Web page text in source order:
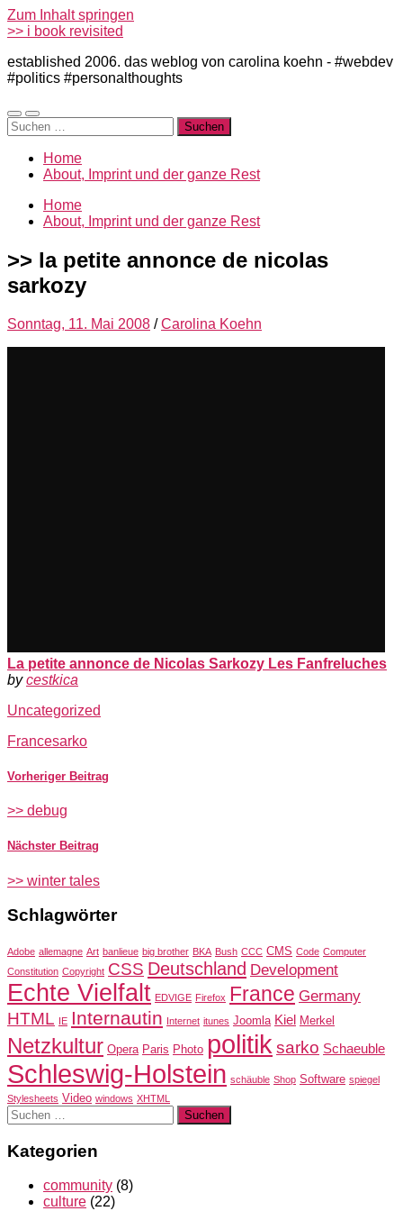
Zum Inhalt springen
>> i book revisited
established 2006. das weblog von carolina koehn - #webdev
#politics #personalthoughts
Mobile-
Menü
Suchfeld
ein-/ausblenden
Suchen
nach:
Home
About, Imprint und der ganze Rest
Home
About, Imprint und der ganze Rest
>> la petite annonce de nicolas
sarkozy
Sonntag, 11. Mai 2008 /Carolina Koehn
La petite annonce de Nicolas Sarkozy Les Fanfreluches
bycestkica
Uncategorized
Francesarko
Vorheriger Beitrag
>> debug
Nächster Beitrag
>> winter tales
Schlagwörter
Adobe allemagne Art banlieue big brother BKA Bush CCC CMS Code Computer
Constitution Copyright CSS Deutschland Development
Echte Vielfalt EDVIGE Firefox France Germany
HTML IE Internautin Internet itunes Joomla Kiel Merkel
Netzkultur Opera Paris Photo politik sarko Schaeuble
Schleswig-Holstein schäuble Shop Software spiegel
Stylesheets Video windows XHTML
Suchen
nach:
Kategorien
community (8)
culture (22)